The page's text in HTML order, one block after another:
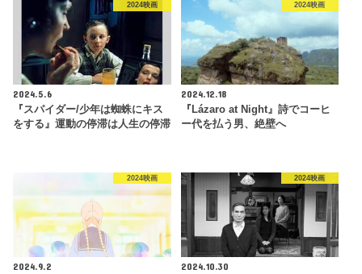
2024映画
2024.5.6
『スパイダー/少年は蜘蛛にキス
をする』運動の停滞は人生の停滞
2024映画
2024.12.18
『Lázaro at Night』詩でコーヒ
ー代を払う男、絶壁へ
2024映画
2024.9.2
2024映画
2024.10.30